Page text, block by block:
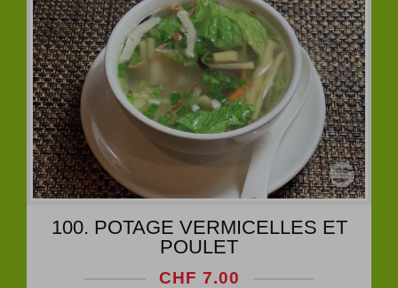
100. POTAGE VERMICELLES ET
POULET
CHF 7.00